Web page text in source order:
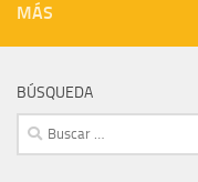
MÁS
BÚSQUEDA
Buscar: